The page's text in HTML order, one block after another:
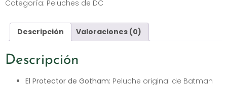
Categoría: Peluches de DC
Descripción Valoraciones (0)
Descripción
El Protector de Gotham: Peluche original de Batman